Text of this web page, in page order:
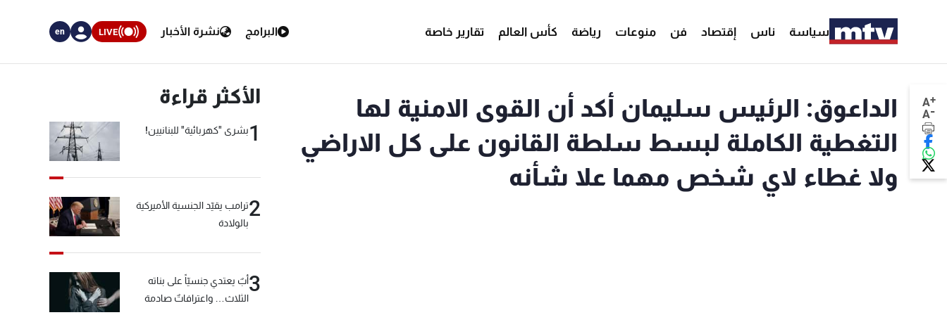
سياسة ناس إقتصاد فن منوعات رياضة كأس العالم تقارير خاصة البرامج نشرة الأخبار LIVE
en
A+
A-
الداعوق: الرئيس سليمان أكد أن القوى الامنية لها
التغطية الكاملة لبسط سلطة القانون على كل الاراضي
ولا غطاء لاي شخص مهما علا شأنه
الأكثر قراءة
1بشرى "كهربائية" للبنانيين!
2ترامب يقيّد الجنسية الأميركية
بالولادة
3أبٌ يعتدي جنسيّاً على بناته
الثلاث… واعترافاتٌ صادمة